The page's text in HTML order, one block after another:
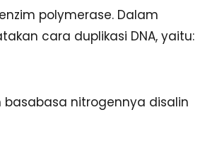
polymerase. Dalam
cara duplikasi DNA, yaitu:
nitrogennya disalin